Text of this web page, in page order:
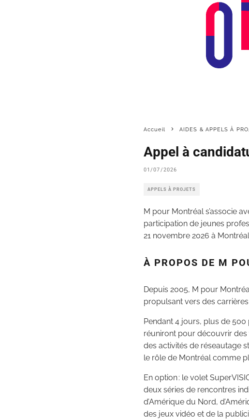
Accueil AIDES & APPELS À
Appel à
01/07/2026
APPELS À PROJETS
M pour Montréal s’associe
participation de jeunes
21 novembre 2026 à
À PROPOS DE M
Depuis 2005, M pour
propulsant vers des
Pendant 4 jours, plus de 500
réuniront pour découvrir des
des activités de réseautage
le rôle de Montréal comme
En option : le volet
deux séries de rencontres
d’Amérique du Nord,
des jeux vidéo et de la